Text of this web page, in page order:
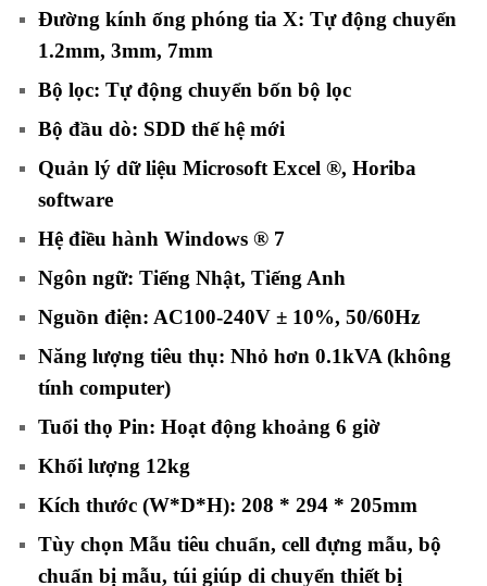
Đường kính ống phóng tia X: Tự động chuyển
1.2mm, 3mm, 7mm
Bộ lọc: Tự động chuyển bốn bộ lọc
Bộ đầu dò: SDD thế hệ mới
Quản lý dữ liệu Microsoft Excel ®, Horiba
software
Hệ điều hành Windows ® 7
Ngôn ngữ: Tiếng Nhật, Tiếng Anh
Nguồn điện: AC100-240V ± 10%, 50/60Hz
Năng lượng tiêu thụ: Nhỏ hơn 0.1kVA (không
tính computer)
Tuổi thọ Pin: Hoạt động khoảng 6 giờ
Khối lượng 12kg
Kích thước (W*D*H): 208 * 294 * 205mm
Tùy chọn Mẫu tiêu chuẩn, cell đựng mẫu, bộ
chuẩn bị mẫu, túi giúp di chuyển thiết bị